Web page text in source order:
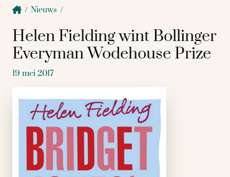
/ Nieuws /
Helen Fielding wint Bollinger
Everyman Wodehouse Prize
19 mei 2017